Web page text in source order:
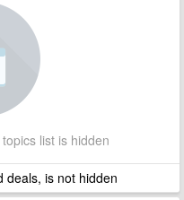
list is hidden
is not hidden